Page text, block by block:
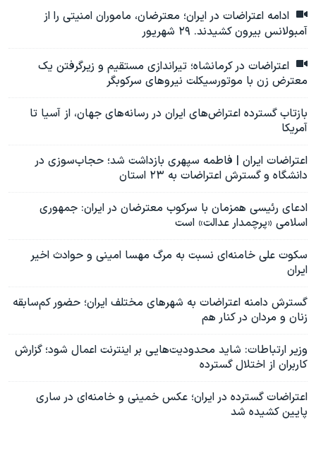
ادامه اعتراضات در ایران؛ معترضان، ماموران امنیتی را از
آمبولانس بیرون کشیدند. ۲۹ شهریور
اعتراضات در کرمانشاه؛ تیراندازی مستقیم و زیرگرفتن یک
معترض زن با موتورسیکلت نیروهای سرکوبگر
بازتاب گسترده اعتراض‌های ایران در رسانه‌های جهان، از آسیا تا
آمریکا
اعتراضات ایران | فاطمه سپهری بازداشت شد؛ حجاب‌سوزی در
دانشگاه و گسترش اعتراضات به ۲۳ استان
ادعای رئیسی همزمان با سرکوب معترضان در ایران: جمهوری
اسلامی «پرچمدار عدالت» است
سکوت علی خامنه‌ای نسبت به مرگ مهسا‌ امینی و حوادث اخیر
ایران
گسترش دامنه اعتراضات به شهرهای مختلف ایران؛ حضور کم‌سابقه
زنان و مردان در کنار هم
وزیر ارتباطات: شاید محدودیت‌هایی بر اینترنت اعمال شود؛ گزارش
کاربران از اختلال گسترده
اعتراضات گسترده در ایران؛ عکس خمینی و خامنه‌ای در ساری
پایین کشیده شد